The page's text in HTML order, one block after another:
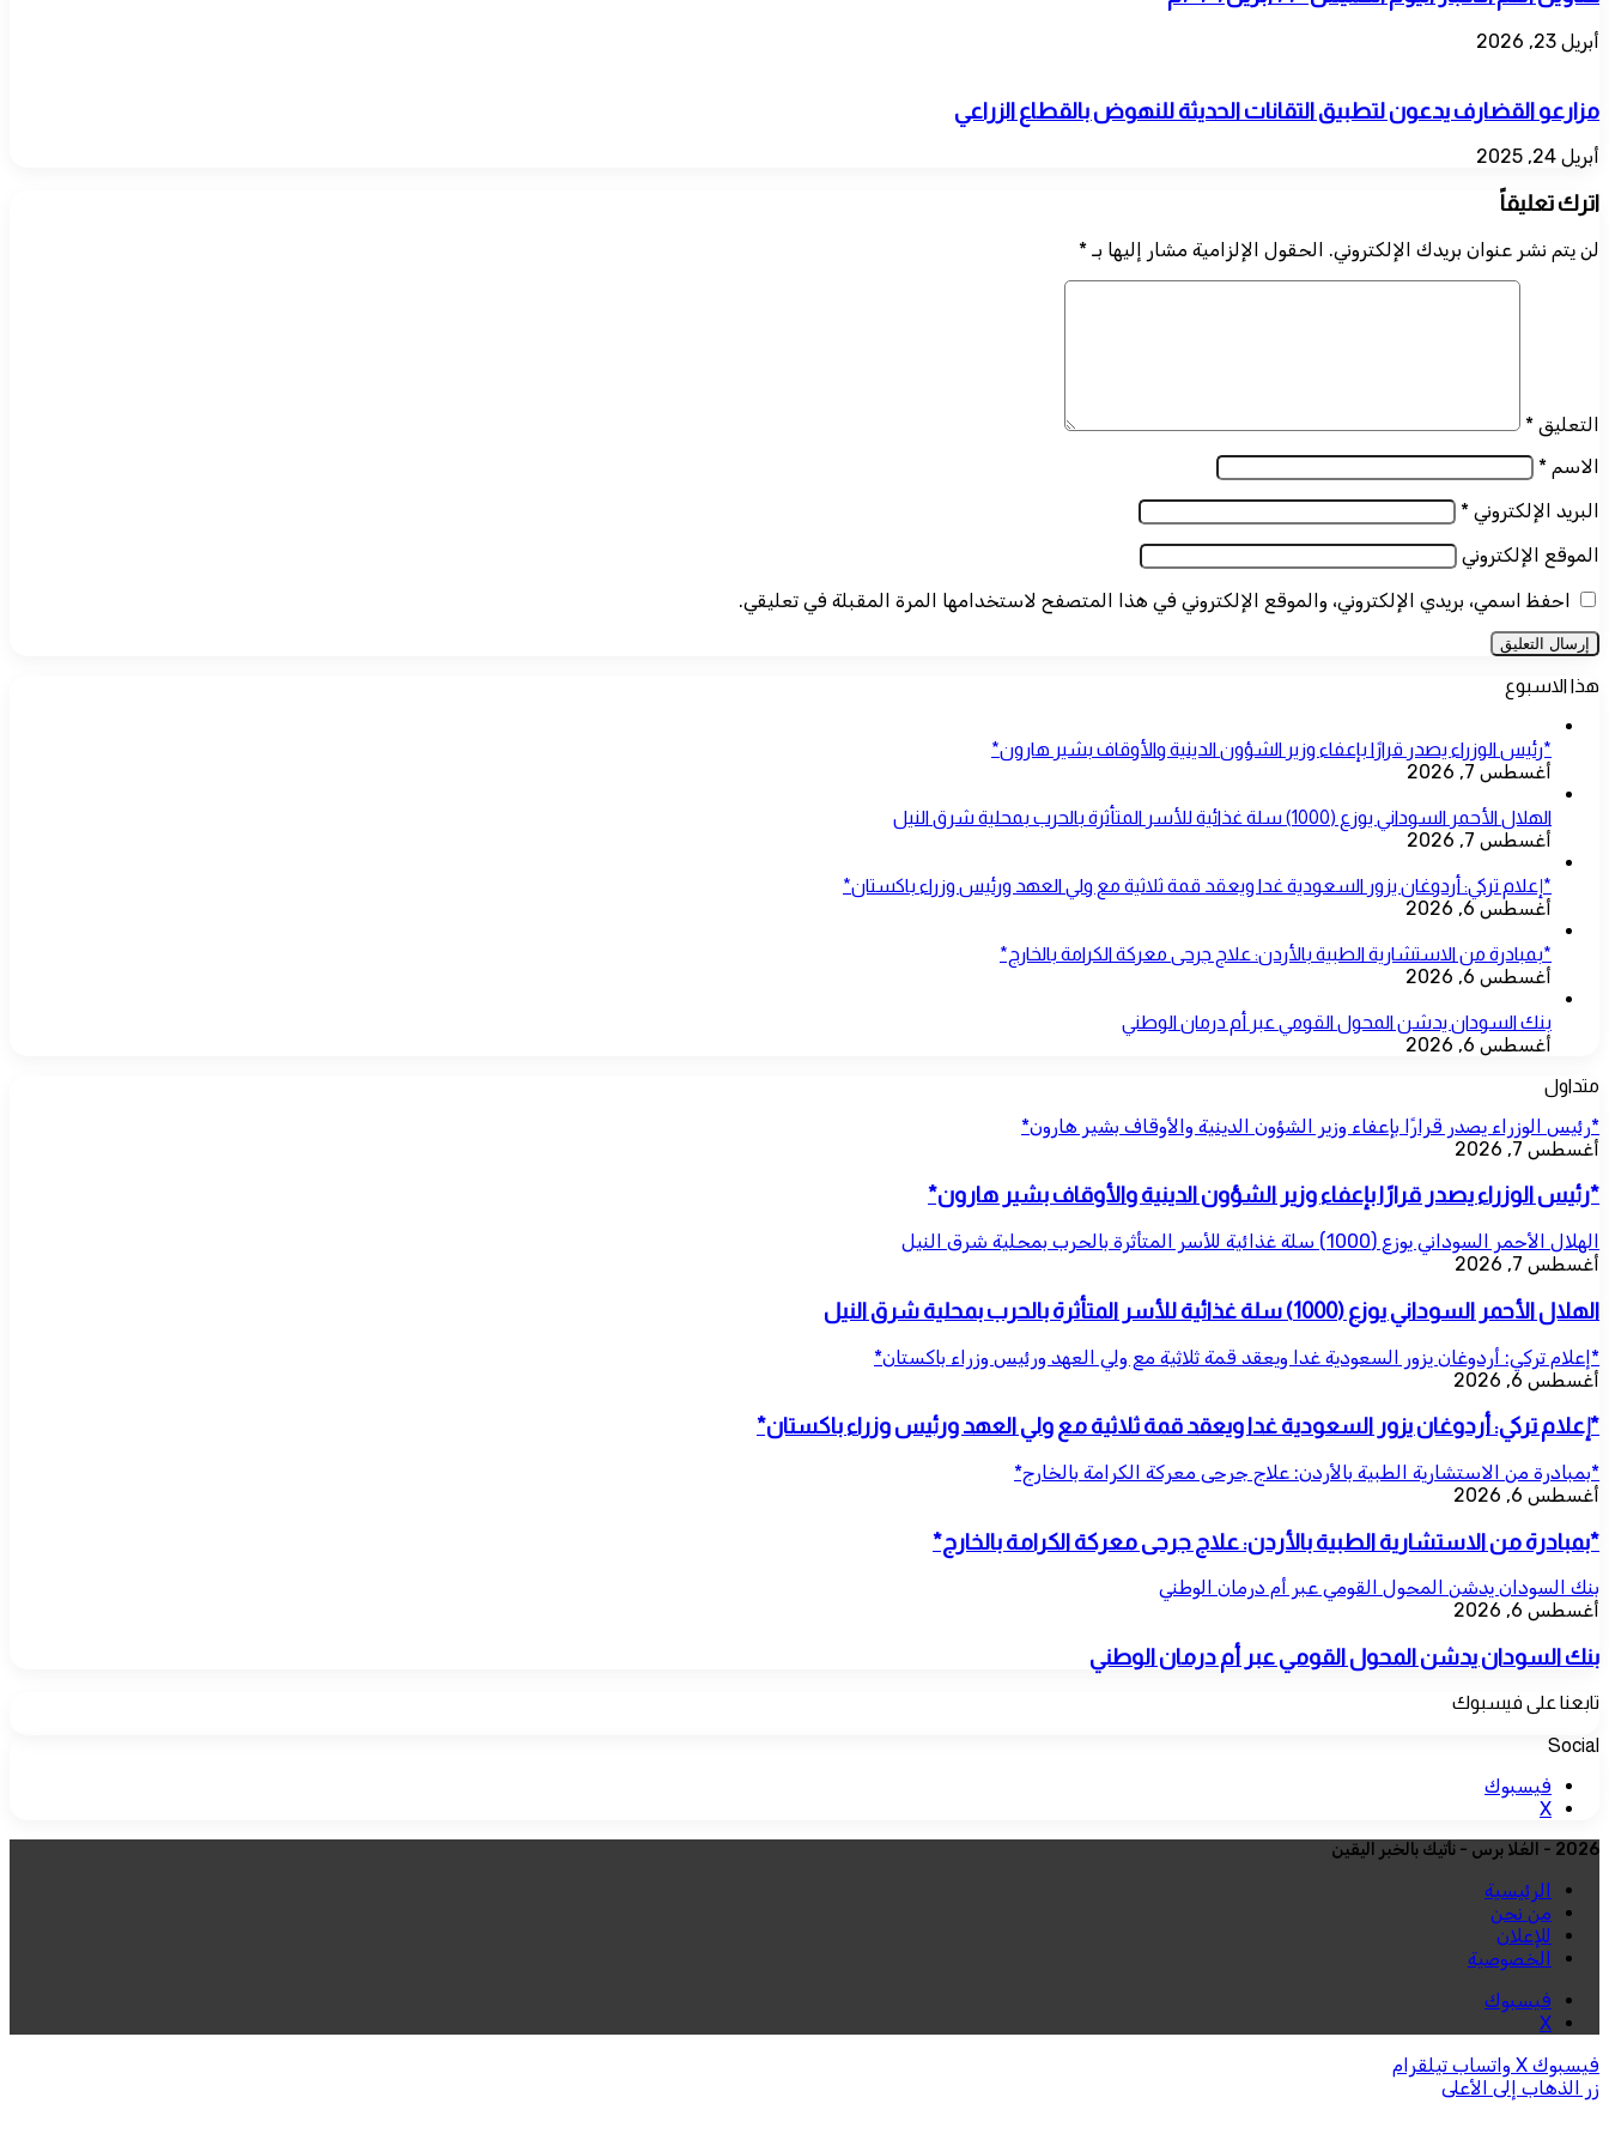
أبريل 23, 2026
مزارعو القضارف يدعون لتطبيق التقانات الحديثة للنهوض بالقطاع الزراعي
أبريل 24, 2025
اترك تعليقاً
لن يتم نشر عنوان بريدك الإلكتروني. الحقول الإلزامية مشار إليها بـ *
التعليق *
الاسم *
البريد الإلكتروني *
الموقع الإلكتروني
احفظ اسمي، بريدي الإلكتروني، والموقع الإلكتروني في هذا المتصفح لاستخدامها المرة المقبلة في تعليقي.
هذا الاسبوع
*رئيس الوزراء يصدر قرارًا بإعفاء وزير الشؤون الدينية والأوقاف بشير هارون*
أغسطس 7, 2026
الهلال الأحمر السوداني يوزع (1000) سلة غذائية للأسر المتأثرة بالحرب بمحلية شرق النيل
أغسطس 7, 2026
*إعلام تركي: أردوغان يزور السعودية غدا ويعقد قمة ثلاثية مع ولي العهد ورئيس وزراء باكستان*
أغسطس 6, 2026
*بمبادرة من الاستشارية الطبية بالأردن: علاج جرحى معركة الكرامة بالخارج*
أغسطس 6, 2026
بنك السودان يدشن المحول القومي عبر أم درمان الوطني
أغسطس 6, 2026
متداول
*رئيس الوزراء يصدر قرارًا بإعفاء وزير الشؤون الدينية والأوقاف بشير هارون*
أغسطس 7, 2026
*رئيس الوزراء يصدر قرارًا بإعفاء وزير الشؤون الدينية والأوقاف بشير هارون*
الهلال الأحمر السوداني يوزع (1000) سلة غذائية للأسر المتأثرة بالحرب بمحلية شرق النيل
أغسطس 7, 2026
الهلال الأحمر السوداني يوزع (1000) سلة غذائية للأسر المتأثرة بالحرب بمحلية شرق النيل
*إعلام تركي: أردوغان يزور السعودية غدا ويعقد قمة ثلاثية مع ولي العهد ورئيس وزراء باكستان*
أغسطس 6, 2026
*إعلام تركي: أردوغان يزور السعودية غدا ويعقد قمة ثلاثية مع ولي العهد ورئيس وزراء باكستان*
*بمبادرة من الاستشارية الطبية بالأردن: علاج جرحى معركة الكرامة بالخارج*
أغسطس 6, 2026
*بمبادرة من الاستشارية الطبية بالأردن: علاج جرحى معركة الكرامة بالخارج*
بنك السودان يدشن المحول القومي عبر أم درمان الوطني
أغسطس 6, 2026
بنك السودان يدشن المحول القومي عبر أم درمان الوطني
تابعنا على فيسبوك
Social
فيسبوك
‫X
2026 - العُلا برس - نأتيك بالخبر اليقين
الرئيسية
من نحن
للإعلان
الخصوصية
فيسبوك
‫X
فيسبوك ‫X واتساب تيلقرام
زر الذهاب إلى الأعلى